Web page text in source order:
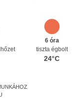
6 óra
tiszta égbolt
24°C